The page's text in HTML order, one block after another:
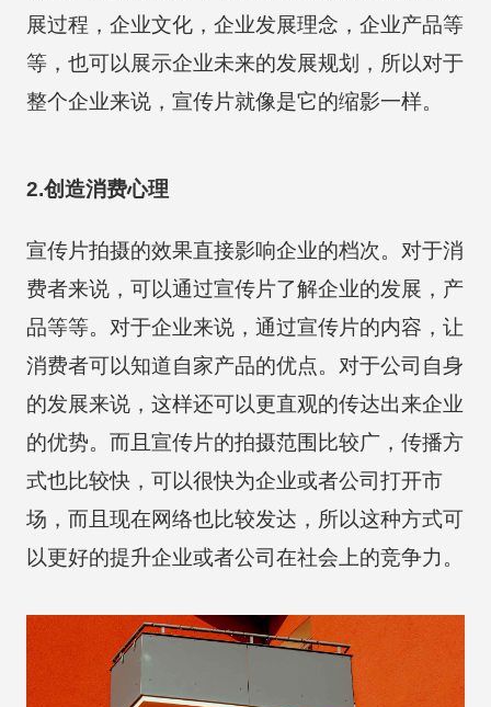
展过程，企业文化，企业发展理念，企业产品等
等，也可以展示企业未来的发展规划，所以对于
整个企业来说，宣传片就像是它的缩影一样。
2.创造消费心理
宣传片拍摄的效果直接影响企业的档次。对于消
费者来说，可以通过宣传片了解企业的发展，产
品等等。对于企业来说，通过宣传片的内容，让
消费者可以知道自家产品的优点。对于公司自身
的发展来说，这样还可以更直观的传达出来企业
的优势。而且宣传片的拍摄范围比较广，传播方
式也比较快，可以很快为企业或者公司打开市
场，而且现在网络也比较发达，所以这种方式可
以更好的提升企业或者公司在社会上的竞争力。